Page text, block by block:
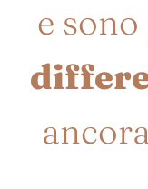
e